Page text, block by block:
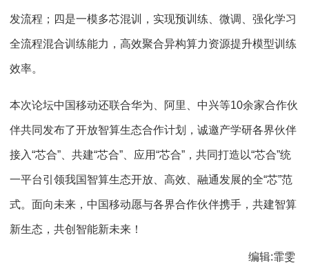
发流程；四是一模多芯混训，实现预训练、微调、强化学习
全流程混合训练能力，高效聚合异构算力资源提升模型训练
效率。
本次论坛中国移动还联合华为、阿里、中兴等10余家合作伙
伴共同发布了开放智算生态合作计划，诚邀产学研各界伙伴
接入“芯合”、共建“芯合”、应用“芯合”，共同打造以“芯合”统
一平台引领我国智算生态开放、高效、融通发展的全“芯”范
式。面向未来，中国移动愿与各界合作伙伴携手，共建智算
新生态，共创智能新未来！
编辑:霏雯